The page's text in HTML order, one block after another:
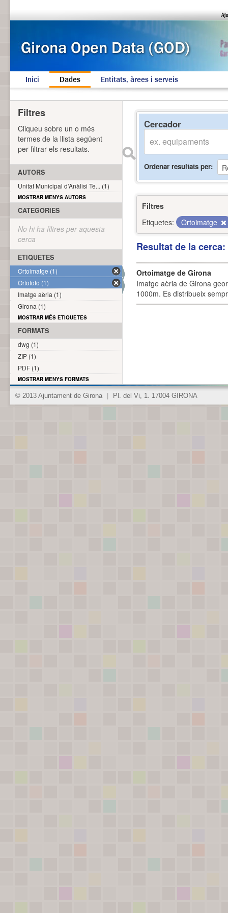
Inici Dades Entitats, àrees i serveis
Cercador
Ordenar resultats per
Filtres
Etiquetes:
Ortoimatge
Resultat de la
Ortoimatge de Girona
Imatge aèria de Girona
1000m. Es distribueix
Filtres
Cliqueu sobre un o més
termes de la llista següent
per filtrar els resultats.
AUTORS
Unitat Municipal d'Anàlisi Te... (1)
MOSTRAR MENYS AUTORS
CATEGORIES
No hi ha filtres per aquesta
cerca
ETIQUETES
Ortoimatge (1)
Ortofoto (1)
Imatge aèria (1)
Girona (1)
MOSTRAR MÉS ETIQUETES
FORMATS
dwg (1)
ZIP (1)
PDF (1)
MOSTRAR MENYS FORMATS
© 2013 Ajuntament de Girona Pl. del Vi, 1. 17004 GIRONA